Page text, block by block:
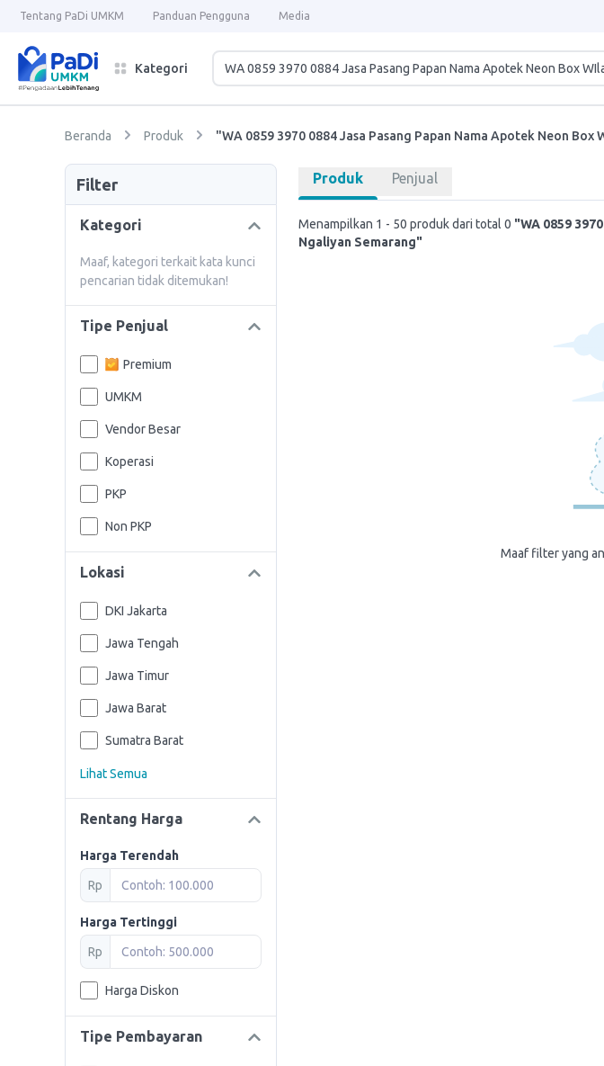
Tentang PaDi UMKM Panduan Pengguna Media
Kategori
Beranda Produk "WA 0859 3970 0884 Jasa Pasang Papan Nama Apotek Neon Box
Filter
Kategori
Maaf, kategori terkait kata kunci
pencarian tidak ditemukan!
Tipe Penjual
Premium
UMKM
Vendor Besar
Koperasi
PKP
Non PKP
Lokasi
DKI Jakarta
Jawa Tengah
Jawa Timur
Jawa Barat
Sumatra Barat
Lihat Semua
Rentang Harga
Harga Terendah
Rp
Harga Tertinggi
Rp
Harga Diskon
Tipe Pembayaran
Produk Penjual
Menampilkan 1 - 50 produk dari total 0 "WA 0859
Ngaliyan Semarang"
Maaf filter yang